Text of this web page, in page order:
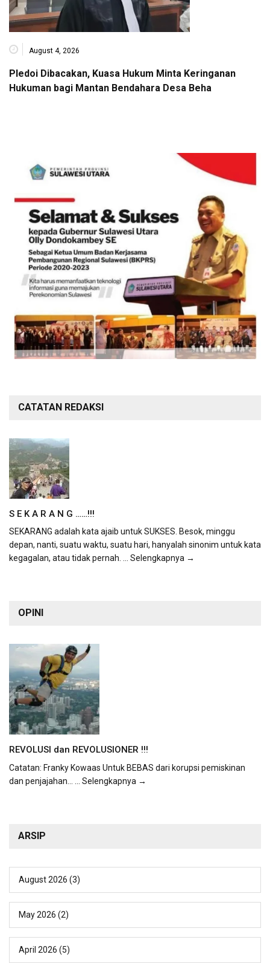
August 4, 2026
Pledoi Dibacakan, Kuasa Hukum Minta Keringanan
Hukuman bagi Mantan Bendahara Desa Beha
CATATAN REDAKSI
S E K A R A N G ……!!!
SEKARANG adalah kata ajaib untuk SUKSES. Besok, minggu
depan, nanti, suatu waktu, suatu hari, hanyalah sinonim untuk kata
kegagalan, atau tidak pernah. ... Selengkapnya →
OPINI
REVOLUSI dan REVOLUSIONER !!!
Catatan: Franky Kowaas Untuk BEBAS dari korupsi pemiskinan
dan penjajahan...
... Selengkapnya →
ARSIP
August 2026 (3)
May 2026 (2)
April 2026 (5)